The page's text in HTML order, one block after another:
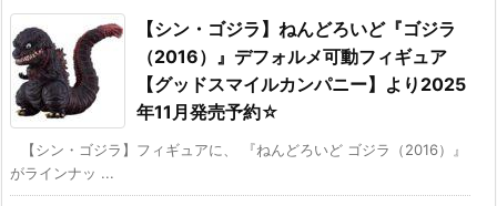
【シン・ゴジラ】ねんどろいど『ゴジラ
（2016）』デフォルメ可動フィギュア
【グッドスマイルカンパニー】より2025
年11月発売予約☆
【シン・ゴジラ】フィギュアに、 『ねんどろいど ゴジラ（2016）』
がラインナッ ...